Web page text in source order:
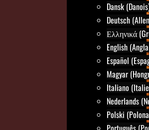
Dansk
Deutsch
Ελληνικά
English
Español
Magyar
Italiano
Nederlands
Polski